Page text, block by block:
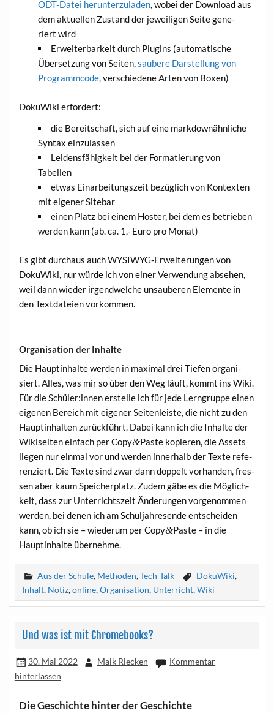
ODT-Datei her­un­ter­zu­la­den, wobei der Down­load aus
dem aktu­el­len Zustand der jewei­li­gen Sei­te gene­
riert wird
Erwei­ter­bar­keit durch Plug­ins (auto­ma­ti­sche
Über­set­zung von Sei­ten,sau­be­re Dar­stel­lung von
Pro­gramm­code, ver­schie­de­ne Arten von Boxen)
Doku­Wi­ki erfordert:
die Bereit­schaft, sich auf eine mark­down­ähn­li­che
Syn­tax einzulassen
Lei­dens­fä­hig­keit bei der For­ma­tie­rung von
Tabellen
etwas Ein­ar­bei­tungs­zeit bezüg­lich von Kon­tex­ten
mit eige­ner Sitebar
einen Platz bei einem Hos­ter, bei dem es betrie­ben
wer­den kann (ab. ca. 1,- Euro pro Monat)
Es gibt durch­aus auch WYSI­WYG-Erwei­te­run­gen von
Doku­Wi­ki, nur wür­de ich von einer Ver­wen­dung abse­hen,
weil dann wie­der irgend­wel­che unsau­be­ren Ele­men­te in
den Text­da­tei­en vorkommen.
Organisation der Inhalte
Die Haupt­in­hal­te wer­den in maxi­mal drei Tie­fen orga­ni­
siert. Alles, was mir so über den Weg läuft, kommt ins Wiki.
Für die Schüler:innen erstel­le ich für jede Lern­grup­pe einen
eige­nen Bereich mit eige­ner Sei­ten­leis­te, die nicht zu den
Haupt­in­hal­ten zurück­führt. Dabei kann ich die Inhal­te der
Wiki­sei­ten ein­fach per Copy&Paste kopie­ren, die Assets
lie­gen nur ein­mal vor und wer­den inner­halb der Tex­te refe­
ren­ziert. Die Tex­te sind zwar dann dop­pelt vor­han­den, fres­
sen aber kaum Spei­cher­platz. Zudem gäbe es die Mög­lich­
keit, dass zur Unter­richts­zeit Ände­run­gen vor­ge­nom­men
wer­den, bei denen ich am Schul­jah­res­en­de ent­schei­den
kann, ob ich sie – wie­der­um per Copy&Paste – in die
Haupt­in­hal­te übernehme.
Aus der Schule, Methoden,Tech-Talk DokuWiki,
Inhalt, Notiz,online,Organisation, Unterricht,Wiki
Und was ist mit Chromebooks?
30. Mai 2022 Maik Riecken
Kommentar
hinterlassen
Die Geschichte hinter der Geschichte